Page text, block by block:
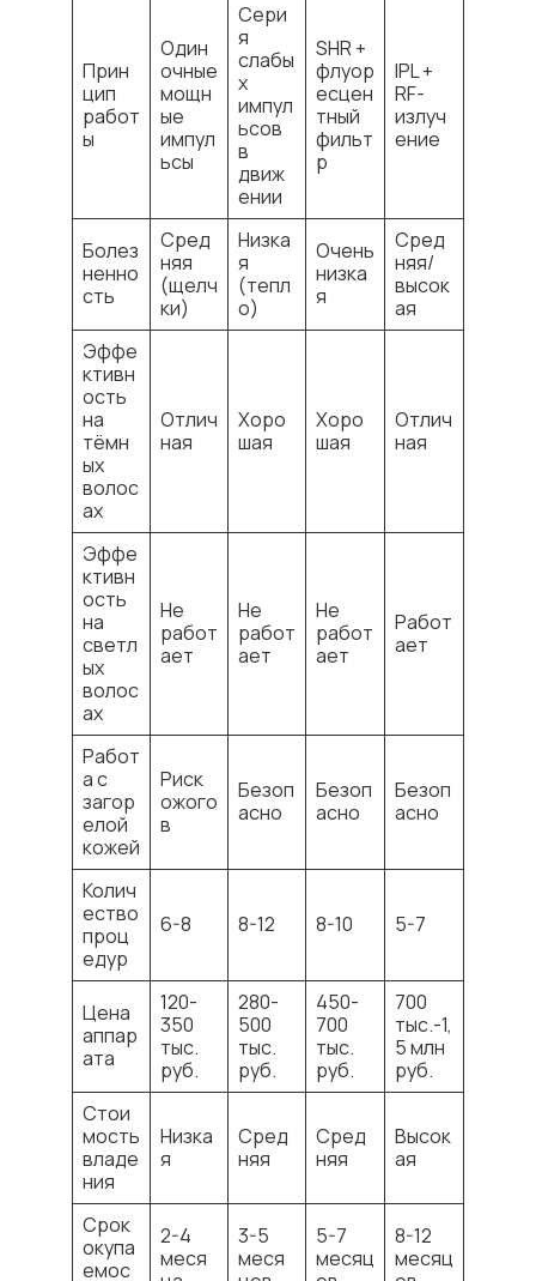
Прин
цип
работ
ы
Один
очные
мощн
ые
импул
ьсы
Сери
я
слабы
х
импул
ьсов
в
движ
ении
SHR +
флуор
есцен
тный
фильт
р
IPL +
RF-
излуч
ение
Болез
ненно
сть
Сред
няя
(щелч
ки)
Низка
я
(тепл
о)
Очень
низка
я
Сред
няя/
высок
ая
Эффе
ктивн
ость
на
тёмн
ых
волос
ах
Отлич
ная
Хоро
шая
Хоро
шая
Отлич
ная
Эффе
ктивн
ость
на
светл
ых
волос
ах
Не
работ
ает
Не
работ
ает
Не
работ
ает
Работ
ает
Работ
а с
загор
елой
кожей
Риск
ожого
в
Безоп
асно
Безоп
асно
Безоп
асно
Колич
ество
проц
едур
6-8 8-12 8-10 5-7
Цена
аппар
ата
120-
350
тыс.
руб.
280-
500
тыс.
руб.
450-
700
тыс.
руб.
700
тыс.-1,
5 млн
руб.
Стои
мость
владе
ния
Низка
я
Сред
няя
Сред
няя
Высок
ая
Срок
окупа
емос
2-4
меся
3-5
меся
5-7
месяц
8-12
месяц